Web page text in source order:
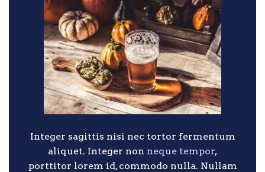
Integer sagittis nisi nec tortor fermentum
aliquet. Integer non neque tempor,
porttitor lorem id, commodo nulla. Nullam